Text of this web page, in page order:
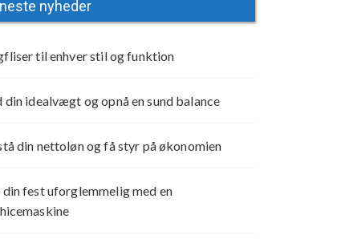
nyheder
til enhver stil og funktion
din idealvægt og opnå en sund balance
din nettoløn og få styr på økonomien
din fest uforglemmelig med en